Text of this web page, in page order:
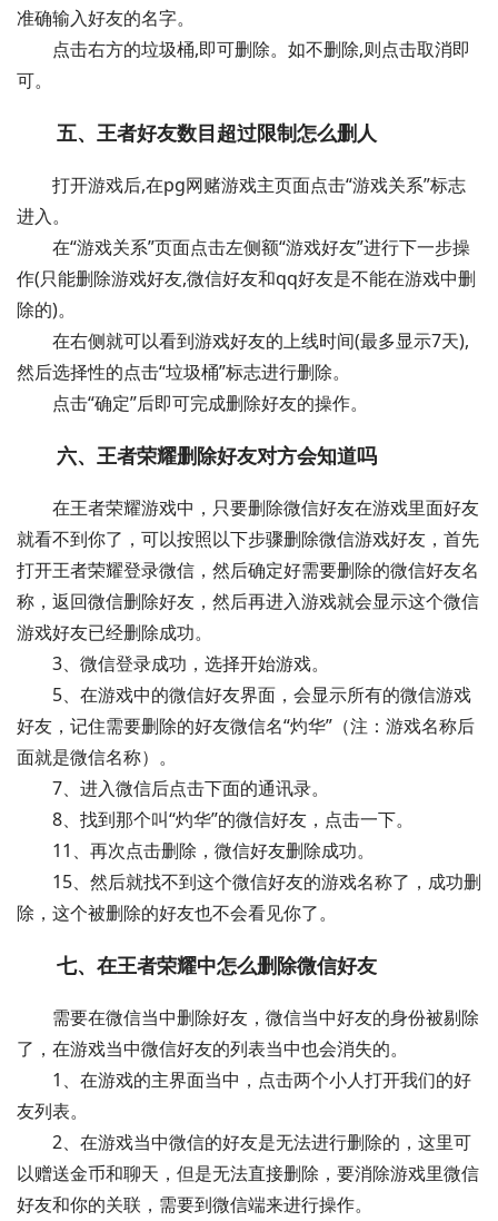
准确输入好友的名字。
点击右方的垃圾桶,即可删除。如不删除,则点击取消即
可。
五、王者好友数目超过限制怎么删人
打开游戏后,在pg网赌游戏主页面点击“游戏关系”标志
进入。
在“游戏关系”页面点击左侧额“游戏好友”进行下一步操
作(只能删除游戏好友,微信好友和qq好友是不能在游戏中删
除的)。
在右侧就可以看到游戏好友的上线时间(最多显示7天),
然后选择性的点击“垃圾桶”标志进行删除。
点击“确定”后即可完成删除好友的操作。
六、王者荣耀删除好友对方会知道吗
在王者荣耀游戏中，只要删除微信好友在游戏里面好友
就看不到你了，可以按照以下步骤删除微信游戏好友，首先
打开王者荣耀登录微信，然后确定好需要删除的微信好友名
称，返回微信删除好友，然后再进入游戏就会显示这个微信
游戏好友已经删除成功。
3、微信登录成功，选择开始游戏。
5、在游戏中的微信好友界面，会显示所有的微信游戏
好友，记住需要删除的好友微信名“灼华”（注：游戏名称后
面就是微信名称）。
7、进入微信后点击下面的通讯录。
8、找到那个叫“灼华”的微信好友，点击一下。
11、再次点击删除，微信好友删除成功。
15、然后就找不到这个微信好友的游戏名称了，成功删
除，这个被删除的好友也不会看见你了。
七、在王者荣耀中怎么删除微信好友
需要在微信当中删除好友，微信当中好友的身份被剔除
了，在游戏当中微信好友的列表当中也会消失的。
1、在游戏的主界面当中，点击两个小人打开我们的好
友列表。
2、在游戏当中微信的好友是无法进行删除的，这里可
以赠送金币和聊天，但是无法直接删除，要消除游戏里微信
好友和你的关联，需要到微信端来进行操作。